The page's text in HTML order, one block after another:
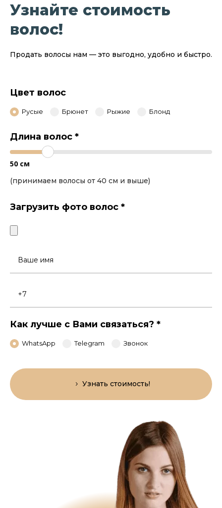
Узнайте стоимость
волос!
Продать волосы нам — это выгодно, удобно и быстро.
Цвет волос
Русые Брюнет Рыжие Блонд
Длина волос *
50 см
(принимаем волосы от 40 см и выше)
Загрузить фото волос *
Ваше
имя
Номер
телефона
Как лучше с Вами связаться? *
WhatsApp Telegram Звонок
Узнать стоимость!